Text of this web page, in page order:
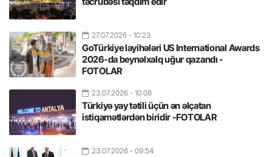
27.07.2026 - 10:23
GoTürkiye layihələri US International Awards
2026-da beynəlxalq uğur qazandı -
FOTOLAR
23.07.2026 - 10:08
Türkiyə yay tətili üçün ən əlçatan
istiqamətlərdən biridir -FOTOLAR
23.07.2026 - 09:54